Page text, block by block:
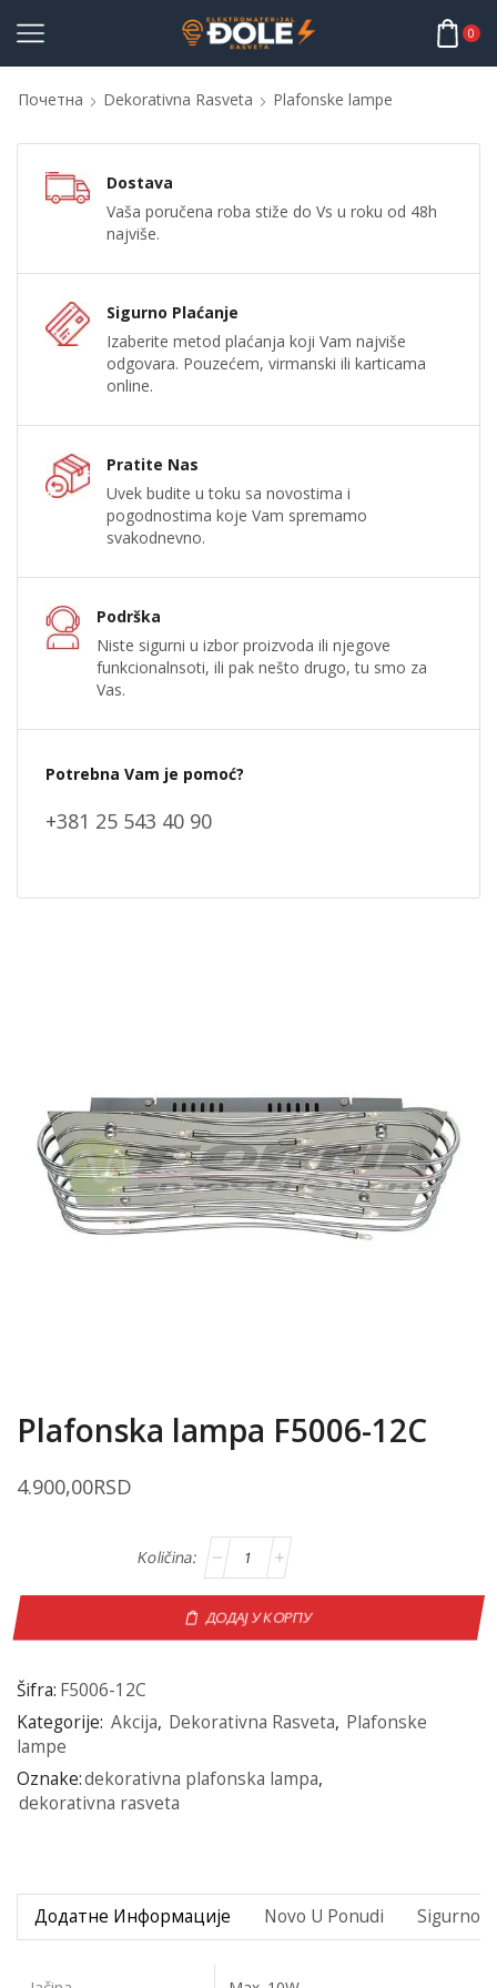
0
Почетна Dekorativna Rasveta Plafonske lampe
Dostava
Vaša poručena roba stiže do Vs u roku od 48h
najviše.
Sigurno Plaćanje
Izaberite metod plaćanja koji Vam najviše
odgovara. Pouzećem, virmanski ili karticama
online.
Pratite Nas
Uvek budite u toku sa novostima i
pogodnostima koje Vam spremamo
svakodnevno.
Podrška
Niste sigurni u izbor proizvoda ili njegove
funkcionalnsoti, ili pak nešto drugo, tu smo za
Vas.
Potrebna Vam je pomoć?
+381 25 543 40 90
Plafonska lampa F5006-12C
4.900,00RSD
ДОДАЈ У КОРПУ
Šifra: F5006-12C
Kategorije: Akcija, Dekorativna Rasveta, Plafonske
lampe
Oznake:dekorativna plafonska lampa,
dekorativna rasveta
Додатне Информације Novo U Ponudi Sigurno